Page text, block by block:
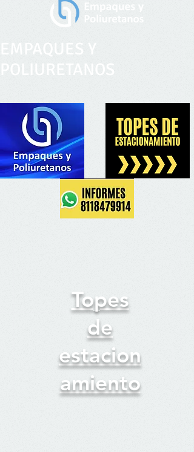
EMPAQUES Y
POLIURETANOS
Topes
de
estacion
amiento